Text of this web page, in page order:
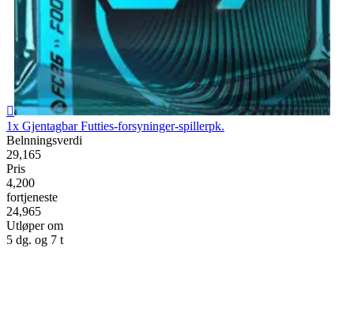

1x Gjentagbar Futties-forsyninger-spillerpk.
Belnningsverdi
29,165
Pris
4,200
fortjeneste
24,965
Utløper om
5 dg. og 7 t